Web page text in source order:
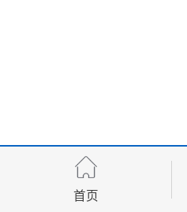
首页